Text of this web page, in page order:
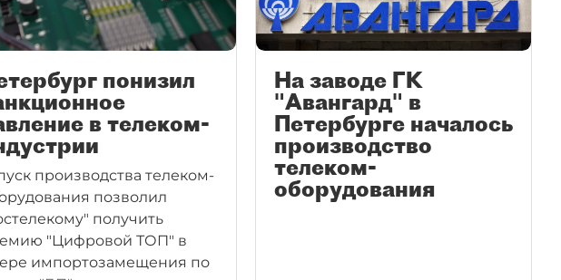
понизил
в телеком-
производства телеком-
позволил
получить
"Цифровой ТОП" в
импортозамещения по
На заводе ГК
"Авангард" в
Петербурге началось
производство
телеком-
оборудования